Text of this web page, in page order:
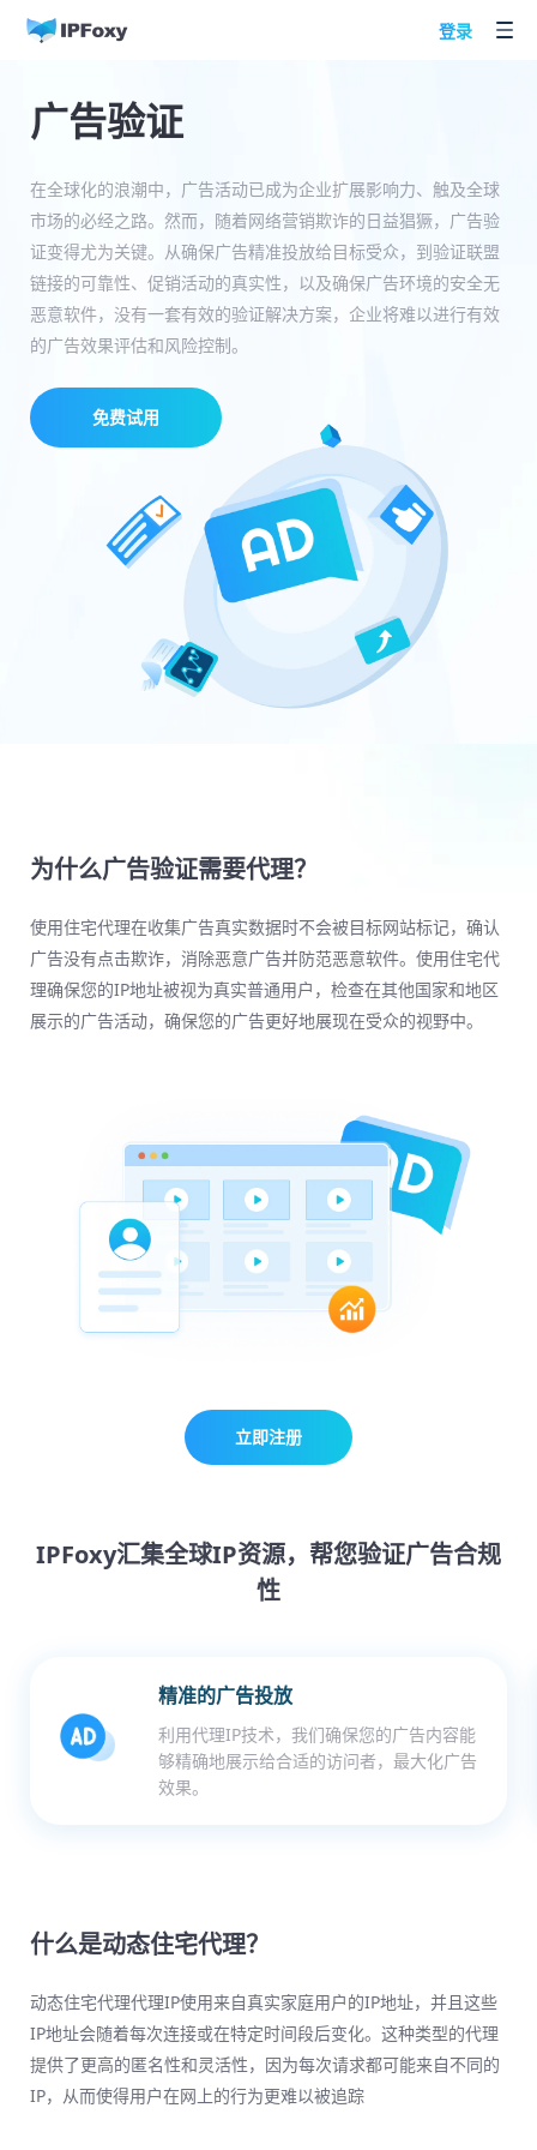
登录
广告验证
在全球化的浪潮中，广告活动已成为企业扩展影响力、触及全球
市场的必经之路。然而，随着网络营销欺诈的日益猖獗，广告验
证变得尤为关键。从确保广告精准投放给目标受众，到验证联盟
链接的可靠性、促销活动的真实性，以及确保广告环境的安全无
恶意软件，没有一套有效的验证解决方案，企业将难以进行有效
的广告效果评估和风险控制。
免费试用
为什么广告验证需要代理？
使用住宅代理在收集广告真实数据时不会被目标网站标记，确认
广告没有点击欺诈，消除恶意广告并防范恶意软件。使用住宅代
理确保您的IP地址被视为真实普通用户，检查在其他国家和地区
展示的广告活动，确保您的广告更好地展现在受众的视野中。
立即注册
IPFoxy汇集全球IP资源，帮您验证广告合规
性
精准的广告投放
利用代理IP技术，我们确保您的广告内容能
够精确地展示给合适的访问者，最大化广告
效果。
什么是动态住宅代理？
动态住宅代理代理IP使用来自真实家庭用户的IP地址，并且这些
IP地址会随着每次连接或在特定时间段后变化。这种类型的代理
提供了更高的匿名性和灵活性，因为每次请求都可能来自不同的
IP，从而使得用户在网上的行为更难以被追踪